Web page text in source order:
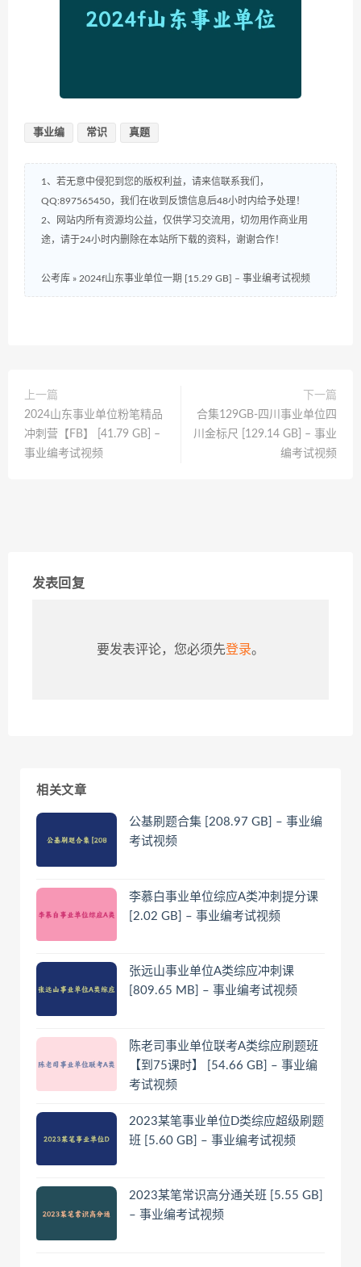
事业编 常识 真题
1、若无意中侵犯到您的版权利益，请来信联系我们，
QQ:897565450，我们在收到反馈信息后48小时内给予处理！
2、网站内所有资源均公益，仅供学习交流用，切勿用作商业用
途，请于24小时内删除在本站所下载的资料，谢谢合作！
公考库 » 2024f山东事业单位一期 [15.29 GB] – 事业编考试视频
上一篇
2024山东事业单位粉笔精品
冲刺营【FB】 [41.79 GB] –
事业编考试视频
下一篇
合集129GB-四川事业单位四
川金标尺 [129.14 GB] – 事业
编考试视频
发表回复
要发表评论，您必须先登录。
相关文章
公基刷题合集 [208.97 GB] – 事业编
考试视频
李慕白事业单位综应A类冲刺提分课
[2.02 GB] – 事业编考试视频
张远山事业单位A类综应冲刺课
[809.65 MB] – 事业编考试视频
陈老司事业单位联考A类综应刷题班
【到75课时】 [54.66 GB] – 事业编
考试视频
2023某笔事业单位D类综应超级刷题
班 [5.60 GB] – 事业编考试视频
2023某笔常识高分通关班 [5.55 GB]
– 事业编考试视频